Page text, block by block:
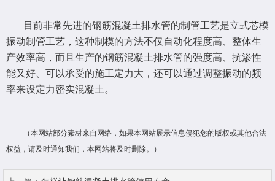
目前非常先进的钢筋混凝土排水管的制管工艺是立式芯模
振动制管工艺，这种制模的方法不仅自动化程度高、整体生
产效率高，而且生产的钢筋混凝土排水管的强度高、抗渗性
能又好、可以承受的施工定力大，还可以通过调整振动的频
率来设定力密实混凝土。
（本网站部分素材来自网络，如果本网站展示信息侵犯您的版权或其他合法
权益，请及时通知我们，本网站将及时删除。）